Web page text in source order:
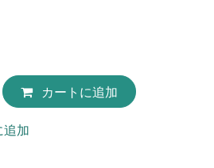
カートに追加
追加